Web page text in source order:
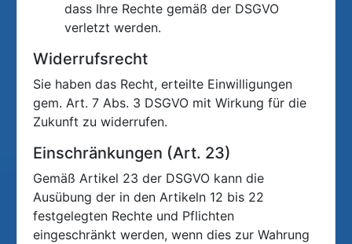
dass Ihre Rechte gemäß der DSGVO
verletzt werden.
Widerrufsrecht
Sie haben das Recht, erteilte Einwilligungen
gem. Art. 7 Abs. 3 DSGVO mit Wirkung für die
Zukunft zu widerrufen.
Einschränkungen (Art. 23)
Gemäß Artikel 23 der DSGVO kann die
Ausübung der in den Artikeln 12 bis 22
festgelegten Rechte und Pflichten
eingeschränkt werden, wenn dies zur Wahrung